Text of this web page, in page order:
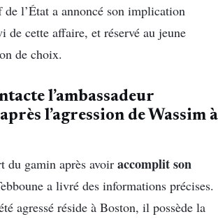
l’État a annoncé son implication
de cette affaire, et réservé au jeune
de choix.
l’ambassadeur
l’agression de Wassim à
du gamin après avoir accomplit son
a livré des informations précises.
agressé réside à Boston, il possède la